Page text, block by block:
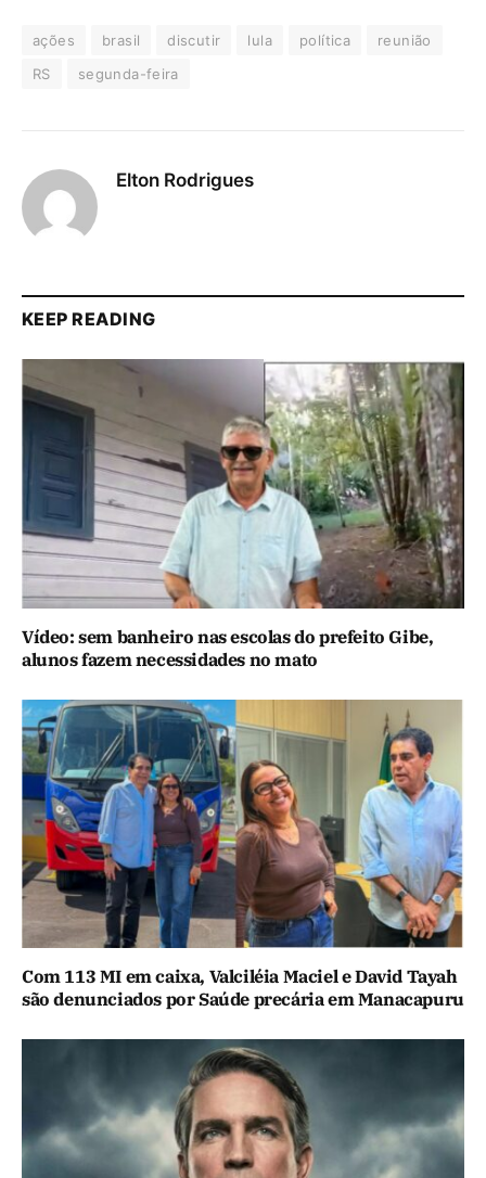
ações brasil discutir lula política
reunião
RS
segunda-feira
Elton Rodrigues
KEEP READING
Vídeo: sem banheiro nas escolas do prefeito Gibe,
alunos fazem necessidades no mato
Com 113 MI em caixa, Valciléia Maciel e David Tayah
são denunciados por Saúde precária em Manacapuru